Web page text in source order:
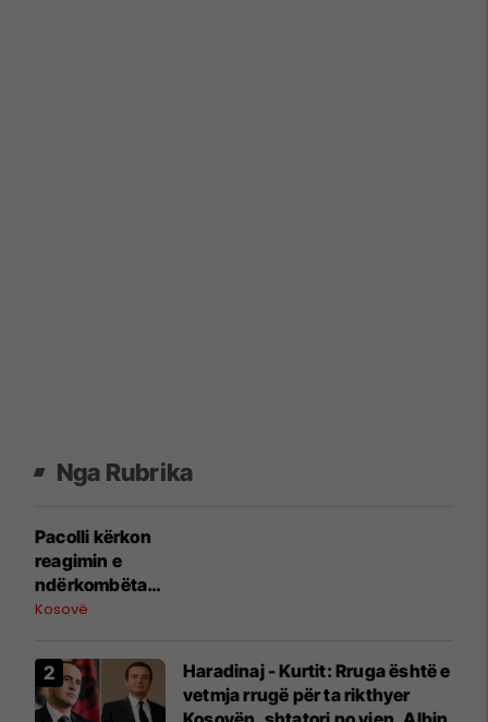
Nga Rubrika
Pacolli kërkon
reagimin e
ndërkombëtarë
ve pas
Vuçiqit për
ndryshimin e
rrjedhës së
Kosovë
Haradinaj - Kurtit: Rruga është e
vetmja rrugë për ta rikthyer